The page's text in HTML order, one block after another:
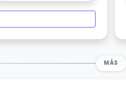
MÁS